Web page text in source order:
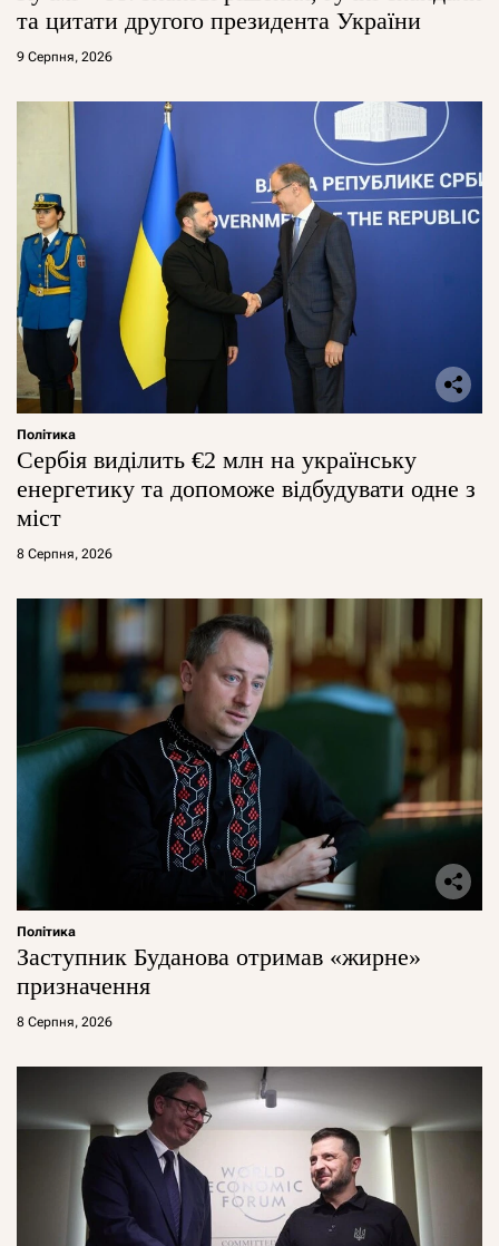
та цитати другого президента України
9 Серпня, 2026
Політика
Сербія виділить €2 млн на українську
енергетику та допоможе відбудувати одне з
міст
8 Серпня, 2026
Політика
Заступник Буданова отримав «жирне»
призначення
8 Серпня, 2026